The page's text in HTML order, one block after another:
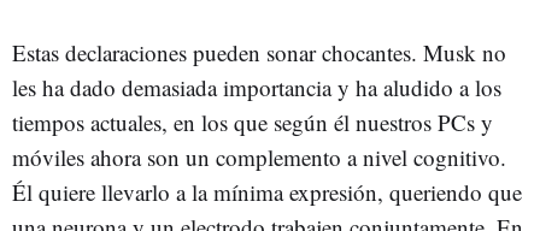
Estas declaraciones pueden sonar chocantes. Musk no
les ha dado demasiada importancia y ha aludido a los
tiempos actuales, en los que según él nuestros PCs y
móviles ahora son un complemento a nivel cognitivo.
Él quiere llevarlo a la mínima expresión, queriendo que